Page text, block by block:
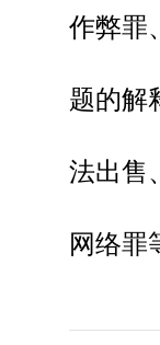
作弊罪
题的解
法出售
网络罪